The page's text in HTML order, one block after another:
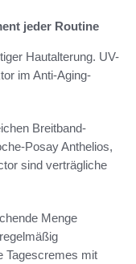
jeder Routine
Hautalterung. UV-
im Anti-Aging-
Breitband-
Posay Anthelios,
sind verträgliche
Menge
Tagescremes mit